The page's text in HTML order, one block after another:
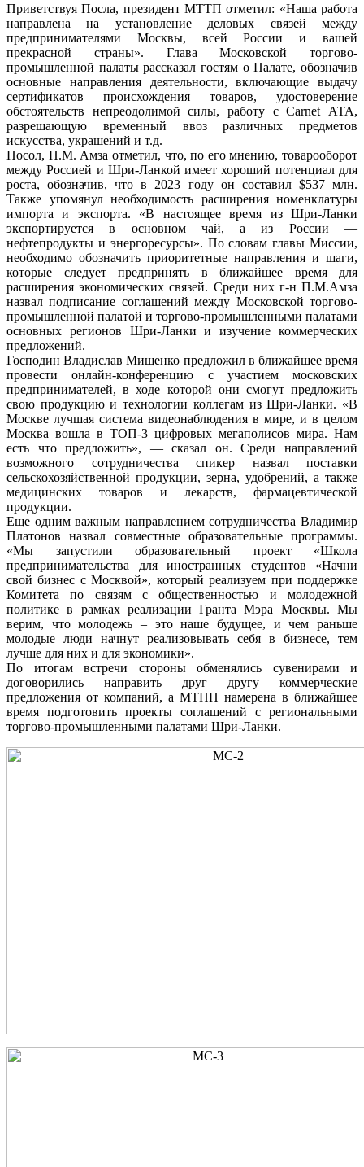
Приветствуя Посла, президент МТТП отметил: «Наша работа
направлена на установление деловых связей между
предпринимателями Москвы, всей России и вашей
прекрасной страны». Глава Московской торгово-
промышленной палаты рассказал гостям о Палате, обозначив
основные направления деятельности, включающие выдачу
сертификатов происхождения товаров, удостоверение
обстоятельств непреодолимой силы, работу с Carnet АТА,
разрешающую временный ввоз различных предметов
искусства, украшений и т.д.
Посол, П.М. Амза отметил, что, по его мнению, товарооборот
между Россией и Шри-Ланкой имеет хороший потенциал для
роста, обозначив, что в 2023 году он составил $537 млн.
Также упомянул необходимость расширения номенклатуры
импорта и экспорта. «В настоящее время из Шри-Ланки
экспортируется в основном чай, а из России —
нефтепродукты и энергоресурсы». По словам главы Миссии,
необходимо обозначить приоритетные направления и шаги,
которые следует предпринять в ближайшее время для
расширения экономических связей. Среди них г-н П.М.Амза
назвал подписание соглашений между Московской торгово-
промышленной палатой и торгово-промышленными палатами
основных регионов Шри-Ланки и изучение коммерческих
предложений.
Господин Владислав Мищенко предложил в ближайшее время
провести онлайн-конференцию с участием московских
предпринимателей, в ходе которой они смогут предложить
свою продукцию и технологии коллегам из Шри-Ланки. «В
Москве лучшая система видеонаблюдения в мире, и в целом
Москва вошла в ТОП-3 цифровых мегаполисов мира. Нам
есть что предложить», — сказал он. Среди направлений
возможного сотрудничества спикер назвал поставки
сельскохозяйственной продукции, зерна, удобрений, а также
медицинских товаров и лекарств, фармацевтической
продукции.
Еще одним важным направлением сотрудничества Владимир
Платонов назвал совместные образовательные программы.
«Мы запустили образовательный проект «Школа
предпринимательства для иностранных студентов «Начни
свой бизнес с Москвой», который реализуем при поддержке
Комитета по связям с общественностью и молодежной
политике в рамках реализации Гранта Мэра Москвы. Мы
верим, что молодежь – это наше будущее, и чем раньше
молодые люди начнут реализовывать себя в бизнесе, тем
лучше для них и для экономики».
По итогам встречи стороны обменялись сувенирами и
договорились направить друг другу коммерческие
предложения от компаний, а МТПП намерена в ближайшее
время подготовить проекты соглашений с региональными
торгово-промышленными палатами Шри-Ланки.